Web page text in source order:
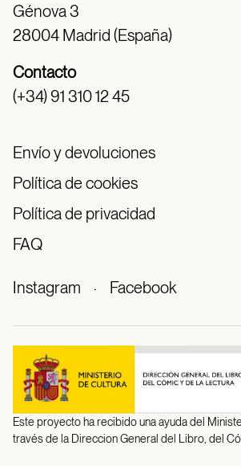
Génova 3
28004 Madrid (España)
Contacto
(+34) 91 310 12 45
Envío y devoluciones
Política de cookies
Política de privacidad
FAQ
Instagram · Facebook
Este proyecto ha recibido una ayuda del
través de la Direccion General del Libro, del